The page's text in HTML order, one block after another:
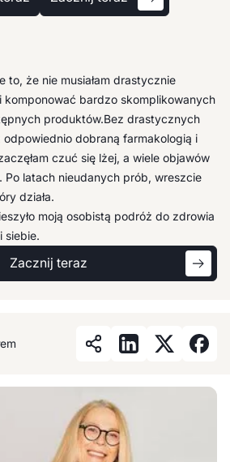
jest swobodny dostęp do
dietetyka, co daje mi poczucie bycia
jak i emocjonalnie.
się moje życie – zyskałam więcej
relacja z głodem, a dieta przestała
narzędziem wspierającym zdrowe
wielopoziomowe wsparcie, które
moją osobistą podróż do zdrowia
siebie.
to, że nie musiałam drastycznie
komponować bardzo skomplikowanych
produktów.Bez drastycznych
dobraną farmakologią i
czuć się lżej, a wiele objawów
Po latach nieudanych prób, wreszcie
działa.
Zacznij teraz